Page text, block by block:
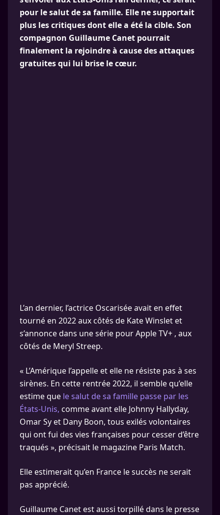
pour le salut de sa famille. Elle ne supportait
plus les critiques dont elle a été la cible. Son
compagnon Guillaume Canet pourrait
finalement la rejoindre à cause des attaques
gratuites qui lui brise le cœur.
L’an dernier, l’actrice Oscarisée avait en effet
tourné en 2022 aux côtés de Kate Winslet et
s’annonce dans une série pour Apple TV+ , aux
côtés de Meryl Streep.
« L’Amérique l’appelle et elle ne résiste pas à ses
sirènes. En cette ­rentrée 2022, il semble qu’elle
estime que le salut de sa famille passe par les
États-Unis, comme avant elle Johnny Hallyday,
Omar Sy et Dany Boon, tous exilés volontaires
qui ont fui des vies ­françaises pour cesser d’être
traqués », précisait le magazine Paris Match.
Elle estimerait qu’en France le succès ne serait
pas apprécié.
Guillaume Canet est aussi torpillé dans le presse